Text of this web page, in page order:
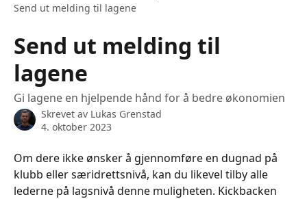
Send ut melding til lagene
Send ut melding til
lagene
Gi lagene en hjelpende hånd for å bedre økonomien
Skrevet av Lukas Grenstad
4. oktober 2023
Om dere ikke ønsker å gjennomføre en dugnad på
klubb eller særidrettsnivå, kan du likevel tilby alle
lederne på lagsnivå denne muligheten. Kickbacken